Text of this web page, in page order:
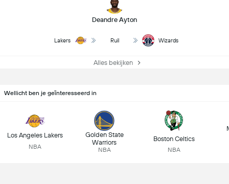
Deandre Ayton
Lakers Ruil Wizards
Alles bekijken
Wellicht ben je geïnteresseerd in
Los Angeles Lakers
NBA
Golden State
Warriors
NBA
Boston Celtics
NBA